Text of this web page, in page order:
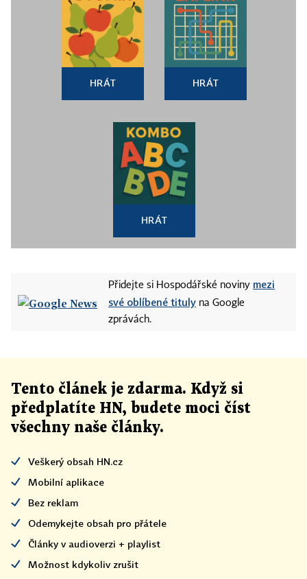
HRÁT HRÁT
HRÁT
Přidejte si Hospodářské noviny mezi
své oblíbené tituly na Google
zprávách.
Tento článek je zdarma. Když si
předplatíte HN, budete moci číst
všechny naše články.
Veškerý obsah HN.cz
Mobilní aplikace
Bez reklam
Odemykejte obsah pro přátele
Články v audioverzi + playlist
Možnost kdykoliv zrušit